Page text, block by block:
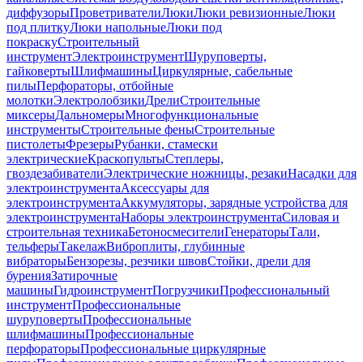
диффузорыПроветривателиЛюкиЛюки ревизионныеЛюки
под плиткуЛюки напольныеЛюки под
покраскуСтроительный
инструментЭлектроинструментШуруповерты,
гайковертыШлифмашиныЦиркулярные, сабельные
пилыПерфораторы, отбойные
молоткиЭлектролобзикиДрелиСтроительные
миксерыДальномерыМногофункциональные
инструментыСтроительные феныСтроительные
пистолетыФрезерыРубанки, стамески
электрическиеКраскопультыСтеплеры,
гвоздезабивателиЭлектрические ножницы, резакиНасадки для
электроинструментаАксессуары для
электроинструментаАккумуляторы, зарядные устройства для
электроинструментаНаборы электроинструментаСиловая и
строительная техникаБетоносмесителиГенераторыТали,
тельферыТакелажВиброплиты, глубинные
вибраторыБензорезы, резчики швовСтойки, дрели для
буренияЗатирочные
машиныГидроинструментПогрузчикиПрофессиональный
инструментПрофессиональные
шуруповертыПрофессиональные
шлифмашиныПрофессиональные
перфораторыПрофессиональные циркулярные